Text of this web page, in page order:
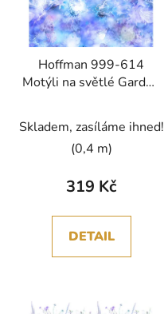
Hoffman 999-614
Motýli na světlé Garden
patchwork
Skladem, zasíláme ihned!
(0,4 m)
319 Kč
DETAIL